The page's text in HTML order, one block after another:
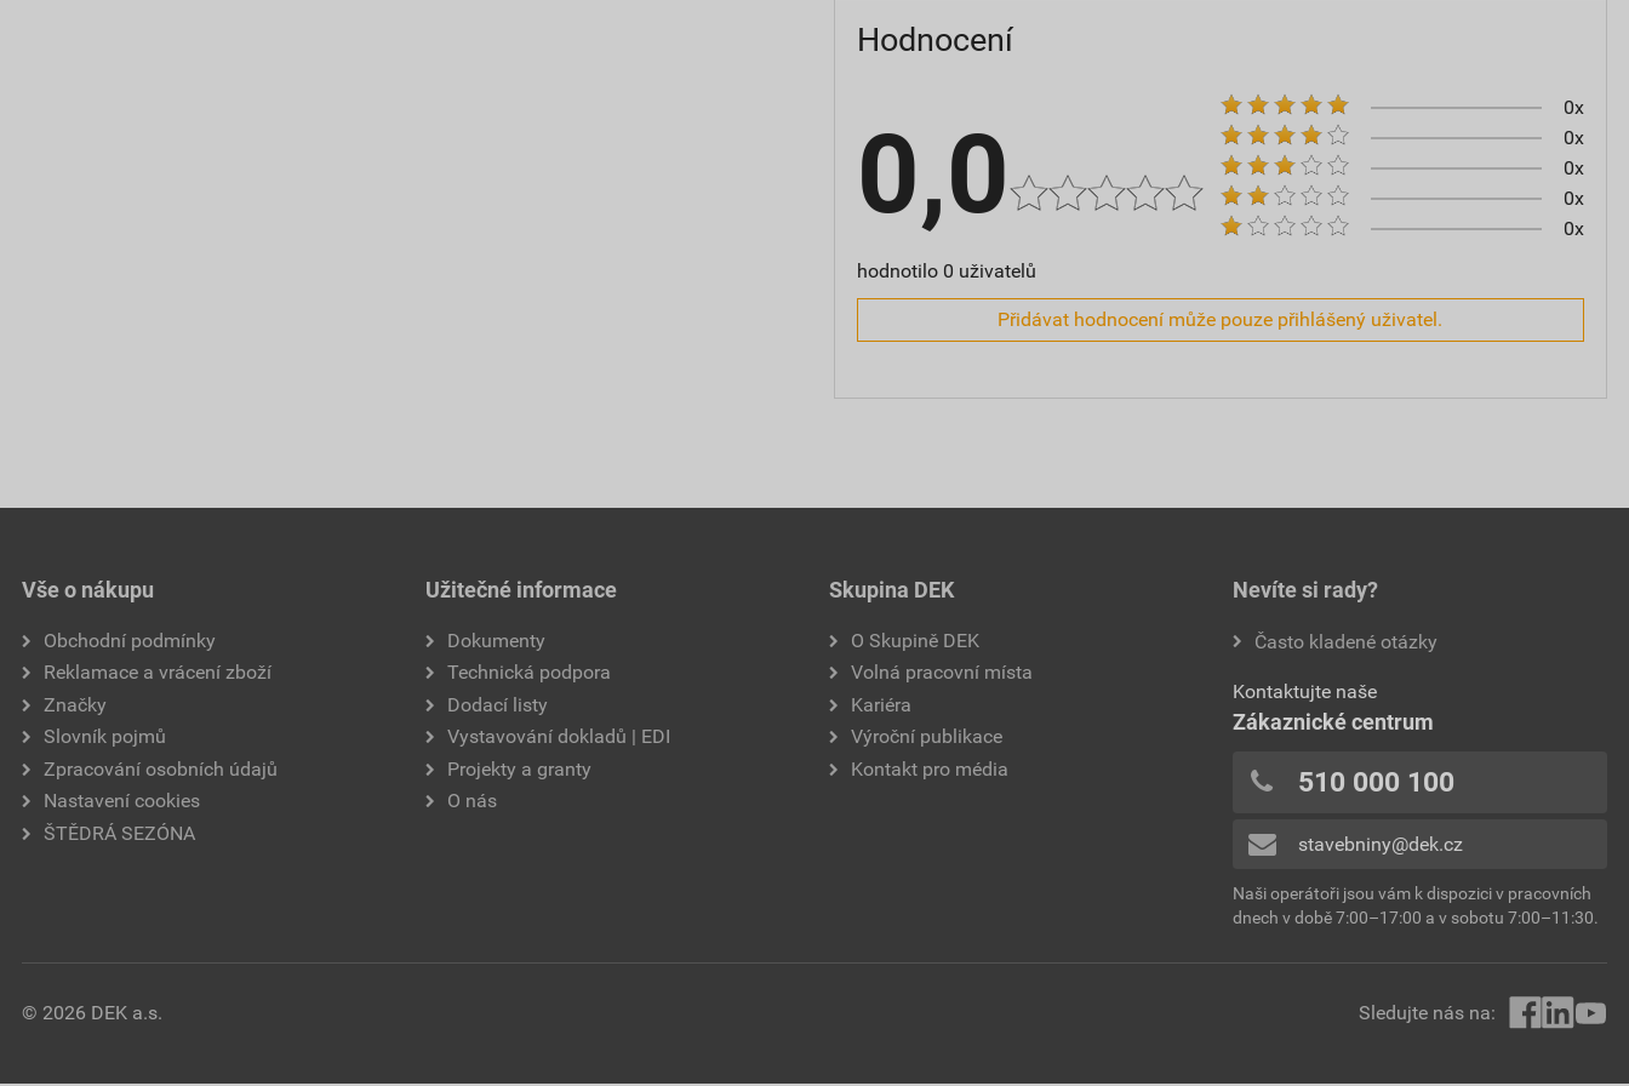
Hodnocení
0,0
hodnotilo 0 uživatelů
0x
0x
0x
0x
0x
Přidávat hodnocení může pouze přihlášený uživatel.
Vše o nákupu
Obchodní podmínky
Reklamace a vrácení zboží
Značky
Slovník pojmů
Zpracování osobních údajů
Nastavení cookies
ŠTĚDRÁ SEZÓNA
Užitečné informace
Dokumenty
Technická podpora
Dodací listy
Vystavování dokladů | EDI
Projekty a granty
O nás
Skupina DEK
O Skupině DEK
Volná pracovní místa
Kariéra
Výroční publikace
Kontakt pro média
Nevíte si rady?
Často kladené otázky
Kontaktujte naše
Zákaznické centrum
510 000 100
stavebniny@dek.cz
Naši operátoři jsou vám k dispozici v pracovních
dnech v době 7:00–17:00 a v sobotu 7:00–11:30.
© 2026 DEK a.s. Sledujte nás na: